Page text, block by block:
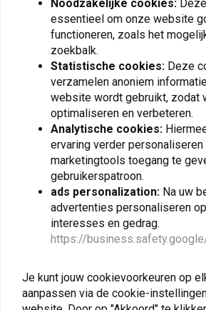
SW-MOTECH
PRO Tankring Yamaha
MT-09 Tracer 9/GT
('20-'21) | Zwart
SW-
ION
MT-10
'22)/
('15-
ABS (
R3/
SW-MOTECH
ION Tankring Yamaha
MT-09 Tracer ('14-
'18)/FJ-09 850 Tracer
SW-
ION
CBR/
F/CB
Noodzakelijke cookies:
essentieel om onze website
functioneren, zoals het
zoekbalk.
Statistische cookies: Deze
verzamelen anoniem
website wordt gebruikt, zodat
optimaliseren en verbeteren.
Analytische cookies:
ervaring verder
marketingtools toegang te
gebruikerspatroon.
ads personalization: Na uw
advertenties personaliseren
interesses en gedrag.
https://
Je kunt jouw cookievoorkeuren op
aanpassen via de cookie-